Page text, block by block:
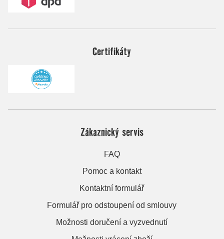
Certifikáty
Zákaznický servis
FAQ
Pomoc a kontakt
Kontaktní formulář
Formulář pro odstoupení od smlouvy
Možnosti doručení a vyzvednutí